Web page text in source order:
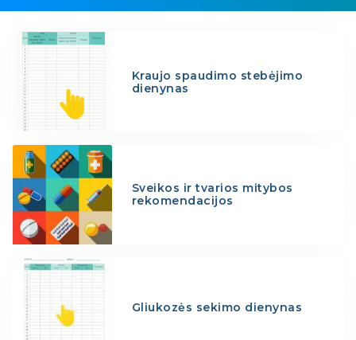
Kraujo spaudimo stebėjimo
dienynas
Sveikos ir tvarios mitybos
rekomendacijos
Gliukozės sekimo dienynas